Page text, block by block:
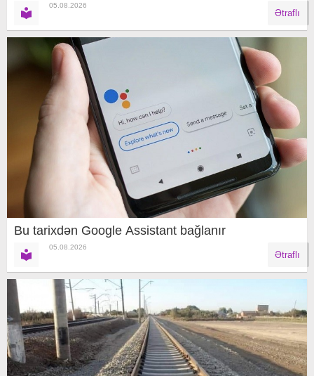
05.08.2026
Ətraflı
Bu tarixdən Google Assistant bağlanır
05.08.2026
Ətraflı